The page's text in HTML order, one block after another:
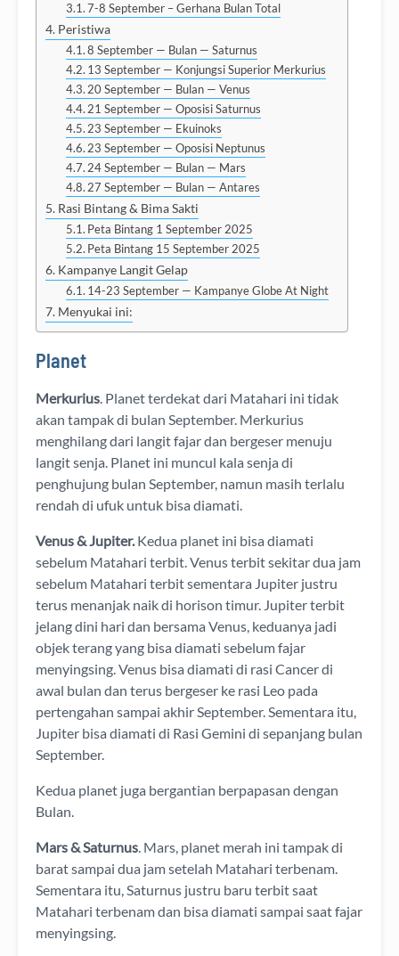
7-8 September – Gerhana Bulan Total
Peristiwa
8 September — Bulan — Saturnus
13 September — Konjungsi Superior Merkurius
20 September — Bulan — Venus
21 September — Oposisi Saturnus
23 September — Ekuinoks
23 September — Oposisi Neptunus
24 September — Bulan — Mars
27 September — Bulan — Antares
Rasi Bintang & Bima Sakti
Peta Bintang 1 September 2025
Peta Bintang 15 September 2025
Kampanye Langit Gelap
14-23 September — Kampanye Globe At Night
Menyukai ini:
Planet
Merkurius. Planet terdekat dari Matahari ini tidak
akan tampak di bulan September. Merkurius
menghilang dari langit fajar dan bergeser menuju
langit senja. Planet ini muncul kala senja di
penghujung bulan September, namun masih terlalu
rendah di ufuk untuk bisa diamati.
Venus & Jupiter.Kedua planet ini bisa diamati
sebelum Matahari terbit. Venus terbit sekitar dua jam
sebelum Matahari terbit sementara Jupiter justru
terus menanjak naik di horison timur. Jupiter terbit
jelang dini hari dan bersama Venus, keduanya jadi
objek terang yang bisa diamati sebelum fajar
menyingsing. Venus bisa diamati di rasi Cancer di
awal bulan dan terus bergeser ke rasi Leo pada
pertengahan sampai akhir September. Sementara itu,
Jupiter bisa diamati di Rasi Gemini di sepanjang bulan
September.
Kedua planet juga bergantian berpapasan dengan
Bulan.
Mars & Saturnus. Mars, planet merah ini tampak di
barat sampai dua jam setelah Matahari terbenam.
Sementara itu, Saturnus justru baru terbit saat
Matahari terbenam dan bisa diamati sampai saat fajar
menyingsing.